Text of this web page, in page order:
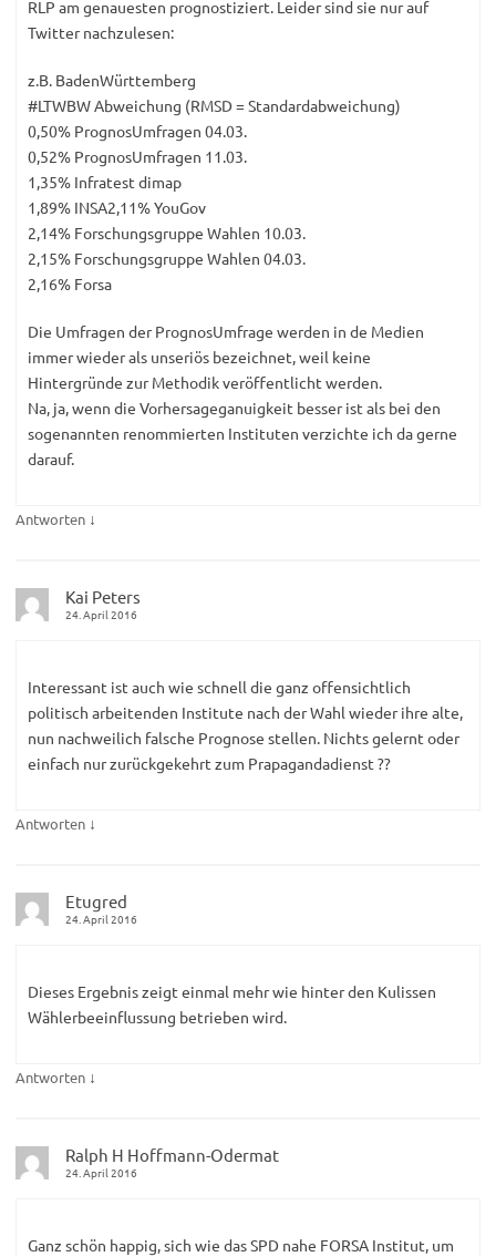
RLP am genauesten prognostiziert. Leider sind sie nur auf
Twitter nachzulesen:
z.B. BadenWürttemberg
#LTWBW Abweichung (RMSD = Standardabweichung)
0,50% PrognosUmfragen 04.03.
0,52% PrognosUmfragen 11.03.
1,35% Infratest dimap
1,89% INSA2,11% YouGov
2,14% Forschungsgruppe Wahlen 10.03.
2,15% Forschungsgruppe Wahlen 04.03.
2,16% Forsa
Die Umfragen der PrognosUmfrage werden in de Medien
immer wieder als unseriös bezeichnet, weil keine
Hintergründe zur Methodik veröffentlicht werden.
Na, ja, wenn die Vorhersageganuigkeit besser ist als bei den
sogenannten renommierten Instituten verzichte ich da gerne
darauf.
Antworten ↓
Kai Peters
24. April 2016
Interessant ist auch wie schnell die ganz offensichtlich
politisch arbeitenden Institute nach der Wahl wieder ihre alte,
nun nachweilich falsche Prognose stellen. Nichts gelernt oder
einfach nur zurückgekehrt zum Prapagandadienst ??
Antworten ↓
Etugred
24. April 2016
Dieses Ergebnis zeigt einmal mehr wie hinter den Kulissen
Wählerbeeinflussung betrieben wird.
Antworten ↓
Ralph H Hoffmann-Odermat
24. April 2016
Ganz schön happig, sich wie das SPD nahe FORSA Institut, um